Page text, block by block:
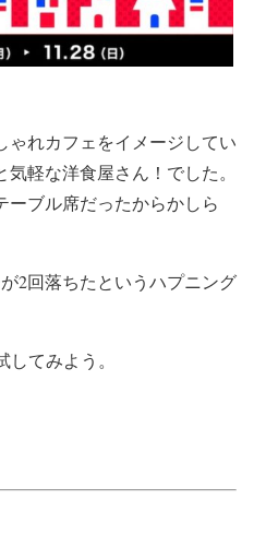
ゃれカフェをイメージしてい
軽な洋食屋さん！でした。
ーブル席だったからかしら
2回落ちたというハプニング
てみよう。